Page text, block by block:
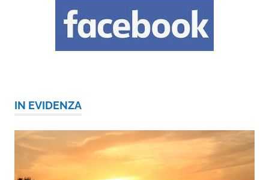
IN EVIDENZA